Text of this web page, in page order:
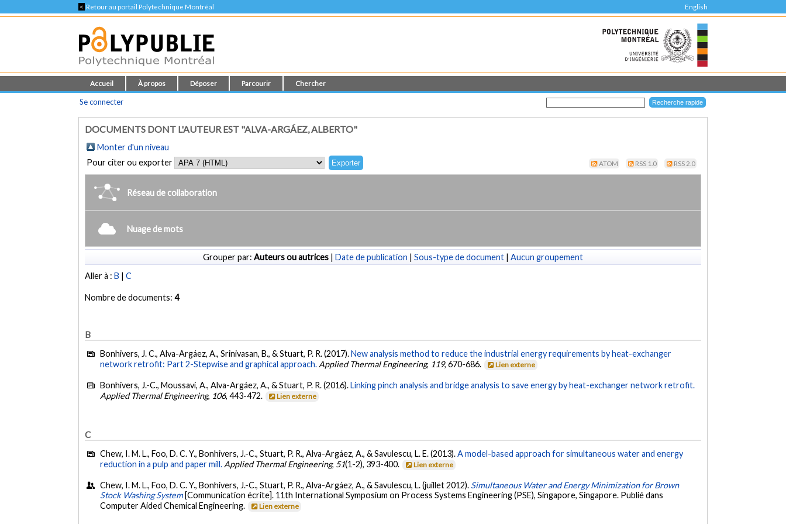
< Retour au portail Polytechnique Montréal English
Accueil À propos Déposer Parcourir Chercher
Se connecter
DOCUMENTS DONT L'AUTEUR EST "ALVA-ARGÁEZ, ALBERTO"
Monter d'un niveau
Pour citer ou exporter
ATOM RSS 1.0 RSS 2.0
Réseau de collaboration
Nuage de mots
Grouper par: Auteurs ou autrices | Date de publication | Sous-type de document | Aucun groupement
Aller à :B |C
Nombre de documents:4
B
Bonhivers, J. C., Alva-Argáez, A., Srinivasan, B., & Stuart, P. R. (2017).New analysis method to reduce the industrial energy requirements by heat-exchanger
network retrofit: Part 2-Stepwise and graphical approach. Applied Thermal Engineering, 119, 670-686. Lien externe
Bonhivers, J.-C., Moussavi, A., Alva-Argáez, A., & Stuart, P. R. (2016).Linking pinch analysis and bridge analysis to save energy by heat-exchanger network retrofit.
Applied Thermal Engineering, 106, 443-472. Lien externe
C
Chew, I. M. L., Foo, D. C. Y., Bonhivers, J.-C., Stuart, P. R., Alva-Argáez, A., & Savulescu, L. E. (2013).A model-based approach for simultaneous water and energy
reduction in a pulp and paper mill. Applied Thermal Engineering, 51(1-2), 393-400. Lien externe
Chew, I. M. L., Foo, D. C. Y., Bonhivers, J.-C., Stuart, P. R., Alva-Argáez, A., & Savulescu, L. (juillet 2012). Simultaneous Water and Energy Minimization for Brown
Stock Washing System [Communication écrite]. 11th International Symposium on Process Systems Engineering (PSE), Singapore, Singapore. Publié dans
Computer Aided Chemical Engineering.
Lien externe